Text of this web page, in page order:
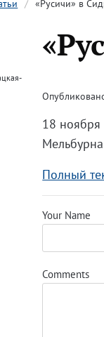
«Русичи» в
18 ноября
Полный
Your Name
Comments